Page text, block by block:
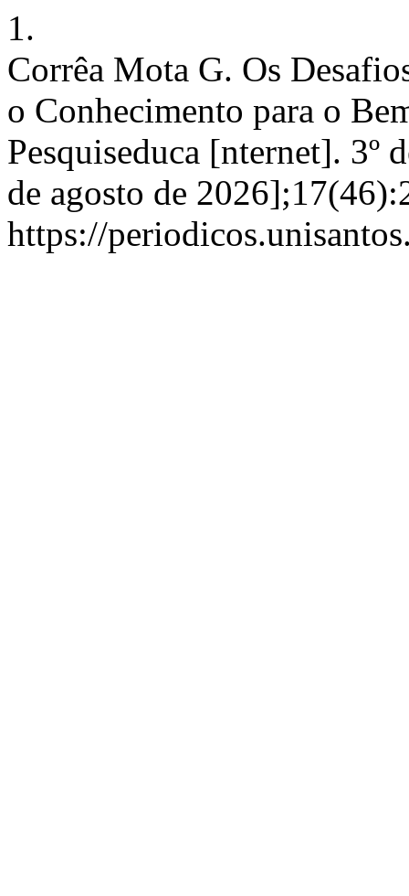
1.
Corrêa Mota G. Os
o Conhecimento para o
Pesquiseduca [nternet]. 3º
de agosto de
https://